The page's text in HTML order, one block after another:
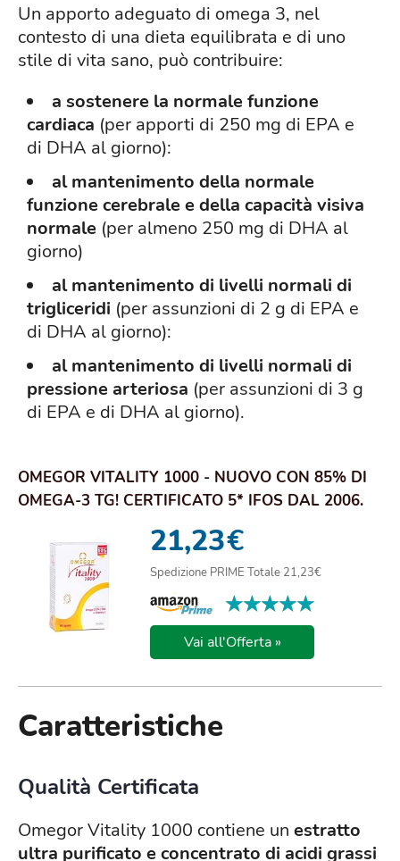
Un apporto adeguato di omega 3, nel
contesto di una dieta equilibrata e di uno
stile di vita sano, può contribuire:
a sostenere la normale funzione
cardiaca (per apporti di 250 mg di EPA e
di DHA al giorno):
al mantenimento della normale
funzione cerebrale e della capacità visiva
normale (per almeno 250 mg di DHA al
giorno)
al mantenimento di livelli normali di
trigliceridi (per assunzioni di 2 g di EPA e
di DHA al giorno):
al mantenimento di livelli normali di
pressione arteriosa (per assunzioni di 3 g
di EPA e di DHA al giorno).
OMEGOR VITALITY 1000 - NUOVO CON 85% DI
OMEGA-3 TG! CERTIFICATO 5* IFOS DAL 2006.
21,23€
Spedizione PRIME Totale 21,23€
★★★★★
★★★★★
Vai all'Offerta »
Caratteristiche
Qualità Certificata
Omegor Vitality 1000 contiene un estratto
ultra purificato e concentrato di acidi grassi